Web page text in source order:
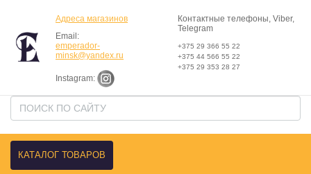
Адреса магазинов
Email:
emperador-
minsk@yandex.ru
Instagram:
Контактные телефоны, Viber,
Telegram
+375 29 366 55 22
+375 44 566 55 22
+375 29 353 28 27
КАТАЛОГ ТОВАРОВ